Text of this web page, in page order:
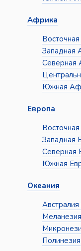
Африка
Западная
Северная
Южная
Европа
Западная
Северная
Южная
Океания
Меланезия
Полинезия